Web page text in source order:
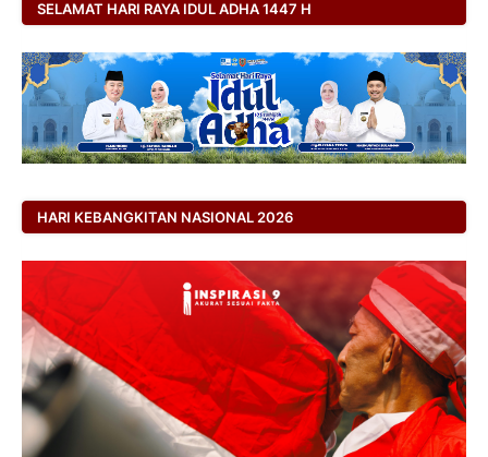
SELAMAT HARI RAYA IDUL ADHA 1447 H
HARI KEBANGKITAN NASIONAL 2026